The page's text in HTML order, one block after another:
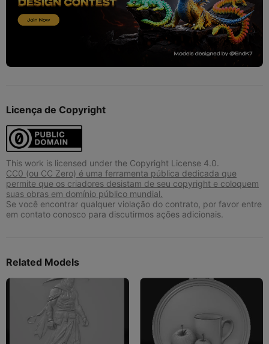
Licença de Copyright
This work is licensed under the Copyright License 4.0.
CC0 (ou CC Zero) é uma ferramenta pública dedicada que
permite que os criadores desistam de seu copyright e coloquem
suas obras em domínio público mundial.
Se você encontrar qualquer violação do contrato, por favor entre
em contato conosco para discutirmos ações adicionais.
Related Models